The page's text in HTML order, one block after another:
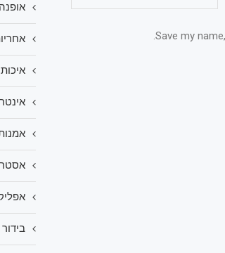
Save my
אופנה
בידור